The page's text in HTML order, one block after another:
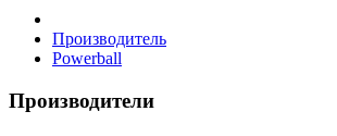
Производитель
Powerball
Производители